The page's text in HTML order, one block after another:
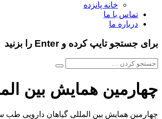
خانه پانزده
تماس با ما
درباره ما
برای جستجو تایپ کرده و Enter را بزنید
چهارمین همایش بین